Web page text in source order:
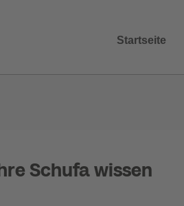
Startseite
Schufa wissen